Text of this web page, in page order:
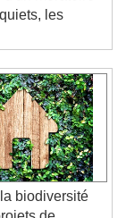
moratoire
les
biodiversité